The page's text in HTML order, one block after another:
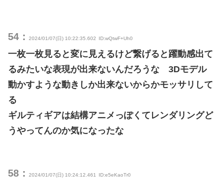
54： 2024/01/07(日) 10:22:35.602 ID:wQtwF+Uh0
一枚一枚見ると変に見えるけど繋げると躍動感出て
るみたいな表現が出来ないんだろうな 3Dモデル
動かすような動きしか出来ないからかモッサリして
る
ギルティギアは結構アニメっぽくてレンダリングど
うやってんのか気になったな
58： 2024/01/07(日) 10:24:12.461 ID:e5eKaoTr0